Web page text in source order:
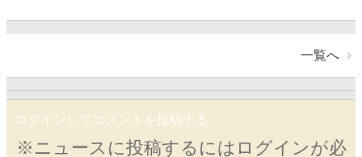
一覧へ
ログインしてコメントを投稿する
※ニュースに投稿するにはログインが必